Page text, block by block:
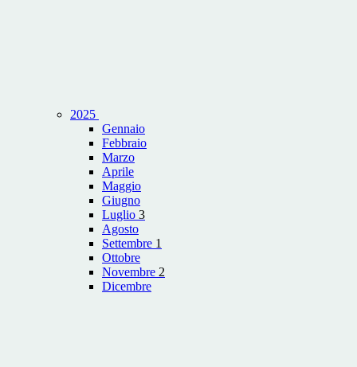
2025
Gennaio
Febbraio
Marzo
Aprile
Maggio
Giugno
Luglio 3
Agosto
Settembre 1
Ottobre
Novembre 2
Dicembre